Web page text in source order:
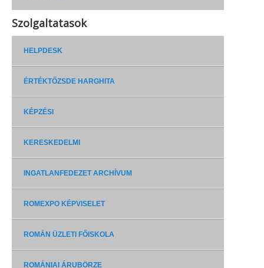
Szolgaltatasok
HELPDESK
ÉRTÉKTŐZSDE HARGHITA
KÉPZÉSI
KERESKEDELMI
INGATLANFEDEZET ARCHÍVUM
ROMEXPO KÉPVISELET
ROMÁN ÜZLETI FŐISKOLA
ROMÁNIAI ÁRUBÖRZE